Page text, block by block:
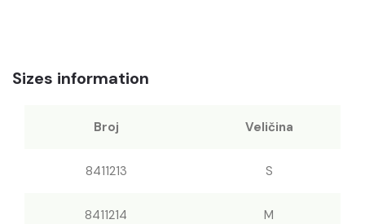
Sizes information
Broj Veličina
8411213 S
8411214 M